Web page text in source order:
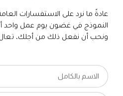
عادةً ما نرد على الاستفسارات
النموذج في غضون يوم عمل واحد
ونحب أن نفعل ذلك من أجلك، تعال